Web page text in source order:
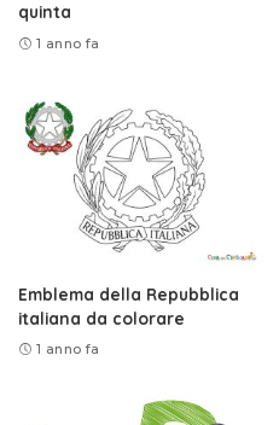
quinta
1 anno fa
Emblema della Repubblica
italiana da colorare
1 anno fa